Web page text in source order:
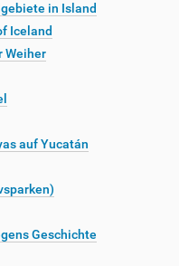
in Island
Iceland
Weiher
auf Yucatán
Geschichte